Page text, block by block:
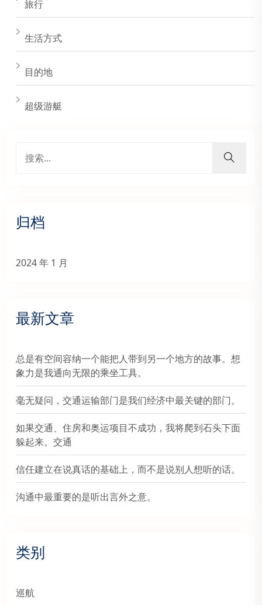
旅行
生活方式
目的地
超级游艇
归档
2024 年 1 月
最新文章
总是有空间容纳一个能把人带到另一个地方的故事。想
象力是我通向无限的乘坐工具。
毫无疑问，交通运输部门是我们经济中最关键的部门。
如果交通、住房和奥运项目不成功，我将爬到石头下面
躲起来。交通
信任建立在说真话的基础上，而不是说别人想听的话。
沟通中最重要的是听出言外之意。
类别
巡航